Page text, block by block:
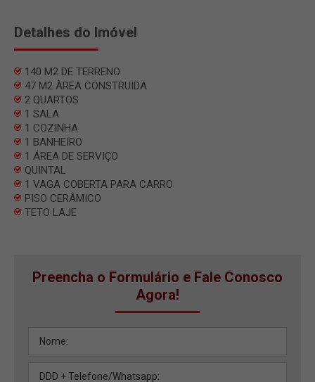
Detalhes do Imóvel
140 M2 DE TERRENO
47 M2 ÀREA CONSTRUIDA
2 QUARTOS
1 SALA
1 COZINHA
1 BANHEIRO
1 ÁREA DE SERVIÇO
QUINTAL
1 VAGA COBERTA PARA CARRO
PISO CERÂMICO
TETO LAJE
Preencha o Formulário e Fale Conosco
Agora!